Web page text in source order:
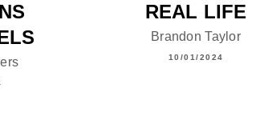
REAL LIFE
Brandon Taylor
10/01/2024